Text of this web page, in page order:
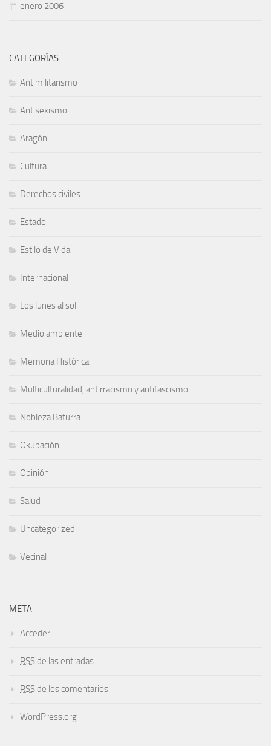
enero 2006
CATEGORÍAS
Antimilitarismo
Antisexismo
Aragón
Cultura
Derechos civiles
Estado
Estilo de Vida
Internacional
Los lunes al sol
Medio ambiente
Memoria Histórica
Multiculturalidad, antirracismo y antifascismo
Nobleza Baturra
Okupación
Opinión
Salud
Uncategorized
Vecinal
META
Acceder
RSS de las entradas
RSS de los comentarios
WordPress.org